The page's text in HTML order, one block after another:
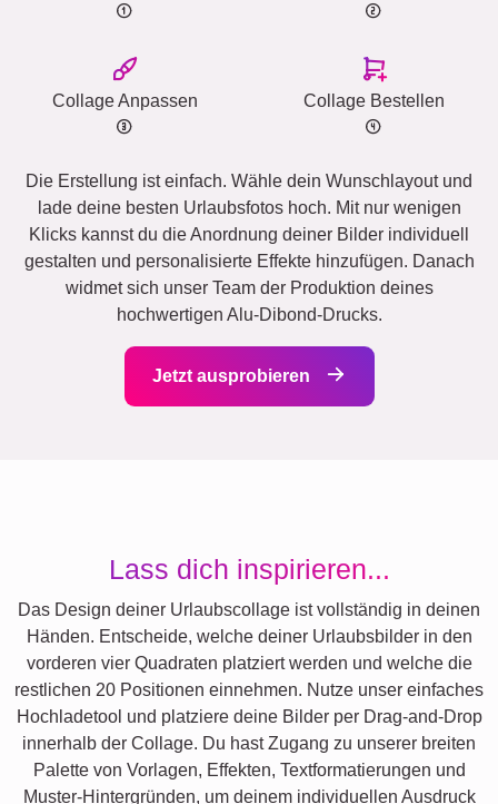
Collage Anpassen Collage Bestellen
Die Erstellung ist einfach. Wähle dein Wunschlayout und
lade deine besten Urlaubsfotos hoch. Mit nur wenigen
Klicks kannst du die Anordnung deiner Bilder individuell
gestalten und personalisierte Effekte hinzufügen. Danach
widmet sich unser Team der Produktion deines
hochwertigen Alu-Dibond-Drucks.
Jetzt ausprobieren
Lass dich inspirieren...
Das Design deiner Urlaubscollage ist vollständig in deinen
Händen. Entscheide, welche deiner Urlaubsbilder in den
vorderen vier Quadraten platziert werden und welche die
restlichen 20 Positionen einnehmen. Nutze unser einfaches
Hochladetool und platziere deine Bilder per Drag-and-Drop
innerhalb der Collage. Du hast Zugang zu unserer breiten
Palette von Vorlagen, Effekten, Textformatierungen und
Muster-Hintergründen, um deinem individuellen Ausdruck